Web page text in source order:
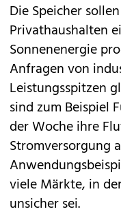
Die Speicher
Privathaushalten
Sonnenenergie
Anfragen von
Leistungsspitzen
sind zum Beispiel
der Woche ihre
Stromversorgung
viele Märkte, in
unsicher sei.